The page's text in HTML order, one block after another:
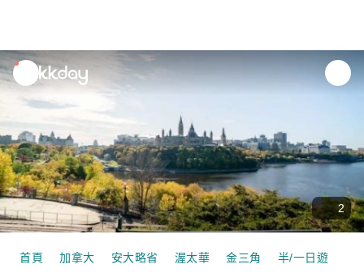
unread
notifications
2
首頁 加拿大 安大略省 渥太華 金三角 半/一日遊